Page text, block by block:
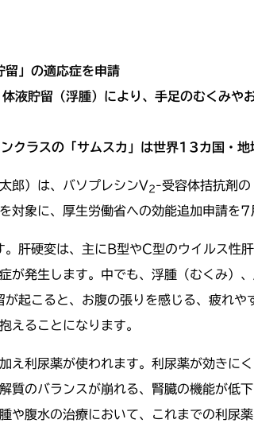
留」の適応症を申請
貯留（浮腫）により、手足のむくみや
クラスの「サムスカ」は世界13カ国・地
郎）は、バソプレシンV2-受容体拮抗剤の
象に、厚生労働省への効能追加申請を7
肝硬変は、主にB型やC型のウイルス性
が発生します。中でも、浮腫（むくみ）
起こると、お腹の張りを感じる、疲れ
えることになります。
え利尿薬が使われます。利尿薬が効きに
質のバランスが崩れる、腎臓の機能が低
や腹水の治療において、これまでの利尿